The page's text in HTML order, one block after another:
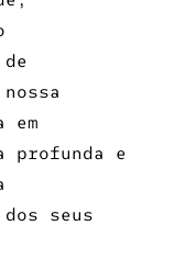
em
profunda e
seus